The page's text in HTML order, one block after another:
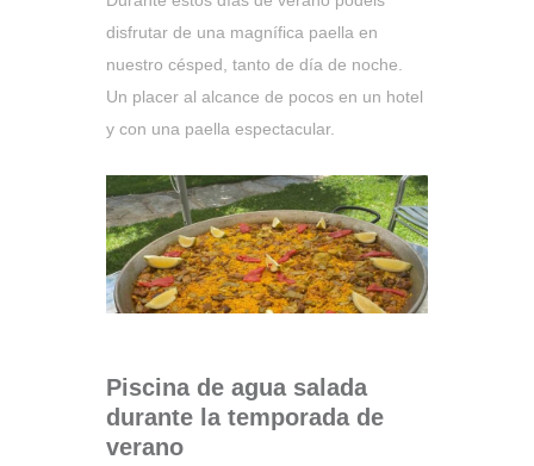
disfrutar de una magnífica paella en
nuestro césped, tanto de día de noche.
Un placer al alcance de pocos en un hotel
y con una paella espectacular.
Piscina de agua salada
durante la temporada de
verano